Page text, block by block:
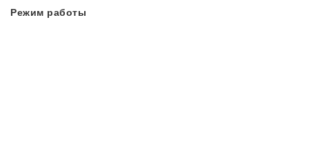
Режим работы